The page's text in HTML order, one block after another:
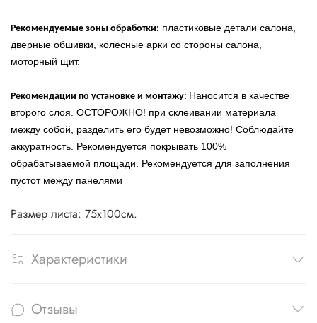
Рекомендуемые зоны обработки: пластиковые детали салона,
дверные обшивки, колесные арки со стороны салона,
моторный щит.
Рекомендации по установке и монтажу: Наносится в качестве
второго слоя. ОСТОРОЖНО! при склеивании материала
между собой, разделить его будет невозможно! Соблюдайте
аккуратность. Рекомендуется покрывать 100%
обрабатываемой площади. Рекомендуется для заполнения
пустот между панелями
Размер листа: 75х100см.
Характеристики
Отзывы